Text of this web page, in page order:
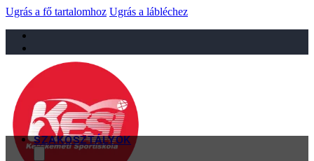
Ugrás a fő tartalomhoz Ugrás a lábléchez
sportiskola@juniorsportkft.hu
SZAKOSZTÁLYOK